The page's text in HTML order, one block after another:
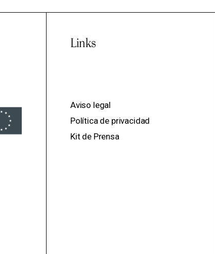
Links
Aviso legal
Política de privacidad
Kit de Prensa